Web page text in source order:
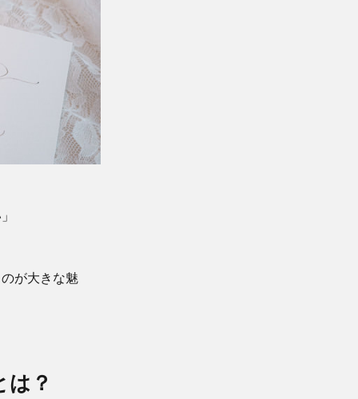
が大きな魅
は？